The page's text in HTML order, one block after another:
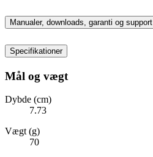
Manualer, downloads, garanti og support
Specifikationer
Mål og vægt
Dybde (cm)
7.73
Vægt (g)
70